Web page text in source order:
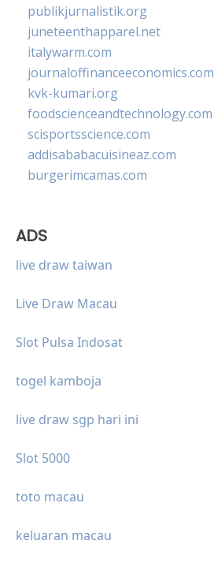
publikjurnalistik.org
juneteenthapparel.net
italywarm.com
journaloffinanceeconomics.com
kvk-kumari.org
foodscienceandtechnology.com
scisportsscience.com
addisababacuisineaz.com
burgerimcamas.com
ADS
live draw taiwan
Live Draw Macau
Slot Pulsa Indosat
togel kamboja
live draw sgp hari ini
Slot 5000
toto macau
keluaran macau